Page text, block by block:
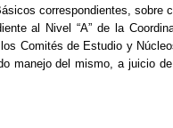
correspondientes, sobre
al Nivel “A” de la
Comités de Estudio y
manejo del mismo, a juicio